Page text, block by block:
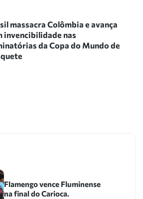
massacra Colômbia e avança
invencibilidade nas
da Copa do Mundo de
Flamengo vence Fluminense
na final do Carioca.